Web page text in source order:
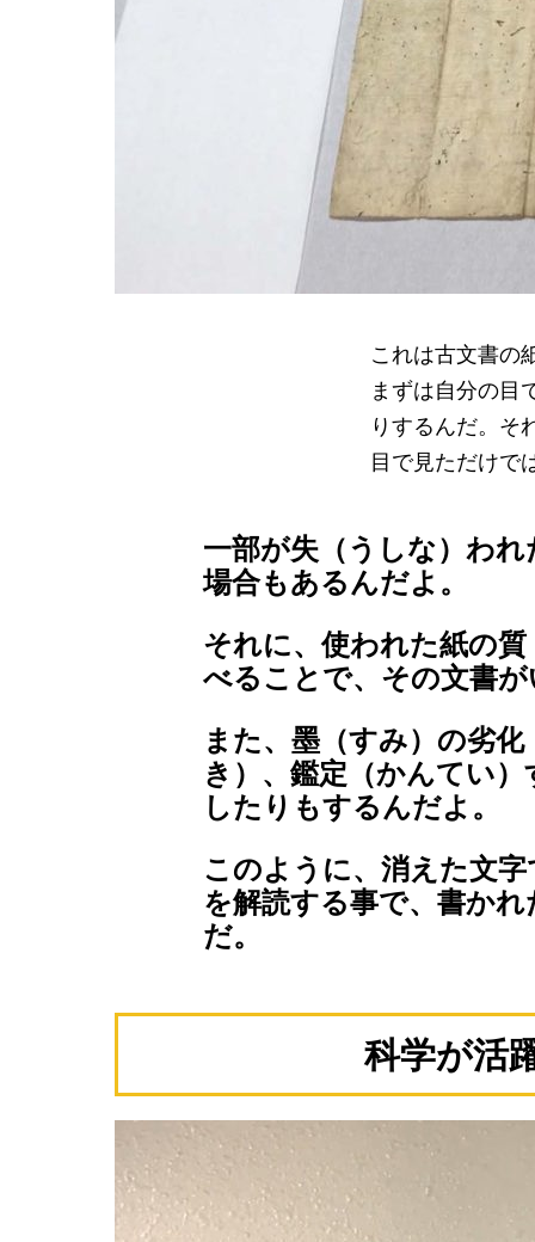
これは古文書の
まずは自分の目
りするんだ。そ
目で見ただけで
一部が失（うしな）わ
場合もあるんだよ。
それに、使われた紙の
べることで、その文書
また、墨（すみ）の劣
き）、鑑定（かんてい
したりもするんだよ。
このように、消えた文
を解読する事で、書か
だ。
科学が活